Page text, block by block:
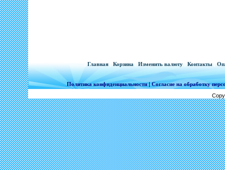
Главная| Корзина Изменить валюту Контакты
Политика конфиденциальности|Согласие на обработку